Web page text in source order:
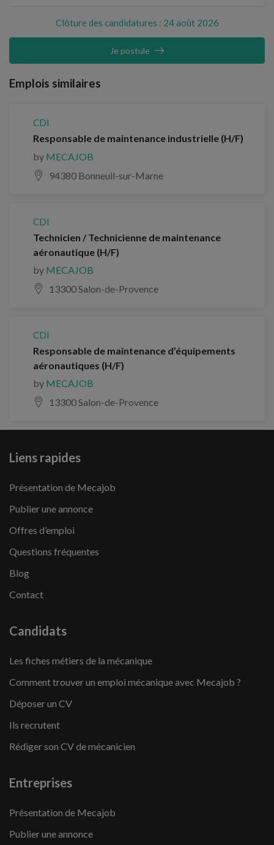
Clôture des candidatures : 24 août 2026
Je postule
Emplois similaires
CDI
Responsable de maintenance industrielle (H/F)
by MECAJOB
94380 Bonneuil-sur-Marne
CDI
Technicien / Technicienne de maintenance
aéronautique (H/F)
by MECAJOB
13300 Salon-de-Provence
CDI
Responsable de maintenance d’équipements
aéronautiques (H/F)
by MECAJOB
13300 Salon-de-Provence
Liens rapides
Présentation de Mecajob
Publier une annonce
Offres d’emploi
Questions fréquentes
Blog
Contact
Candidats
Les fiches métiers de la mécanique
Comment trouver un emploi mécanique avec Mecajob ?
Déposer un CV
Ils recrutent
Rédiger son CV de mécanicien
Entreprises
Présentation de Mecajob
Publier une annonce